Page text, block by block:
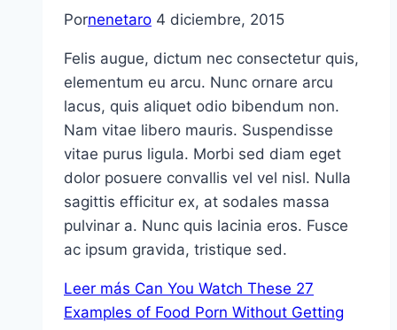
Pornenetaro 4 diciembre, 2015
Felis augue, dictum nec consectetur quis,
elementum eu arcu. Nunc ornare arcu
lacus, quis aliquet odio bibendum non.
Nam vitae libero mauris. Suspendisse
vitae purus ligula. Morbi sed diam eget
dolor posuere convallis vel vel nisl. Nulla
sagittis efficitur ex, at sodales massa
pulvinar a. Nunc quis lacinia eros. Fusce
ac ipsum gravida, tristique sed.
Leer más Can You Watch These 27
Examples of Food Porn Without Getting